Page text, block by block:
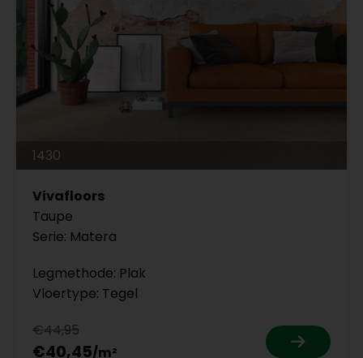
1430
Vivafloors
Taupe
Serie: Matera
Legmethode: Plak
Vloertype: Tegel
€44,95
€40,45